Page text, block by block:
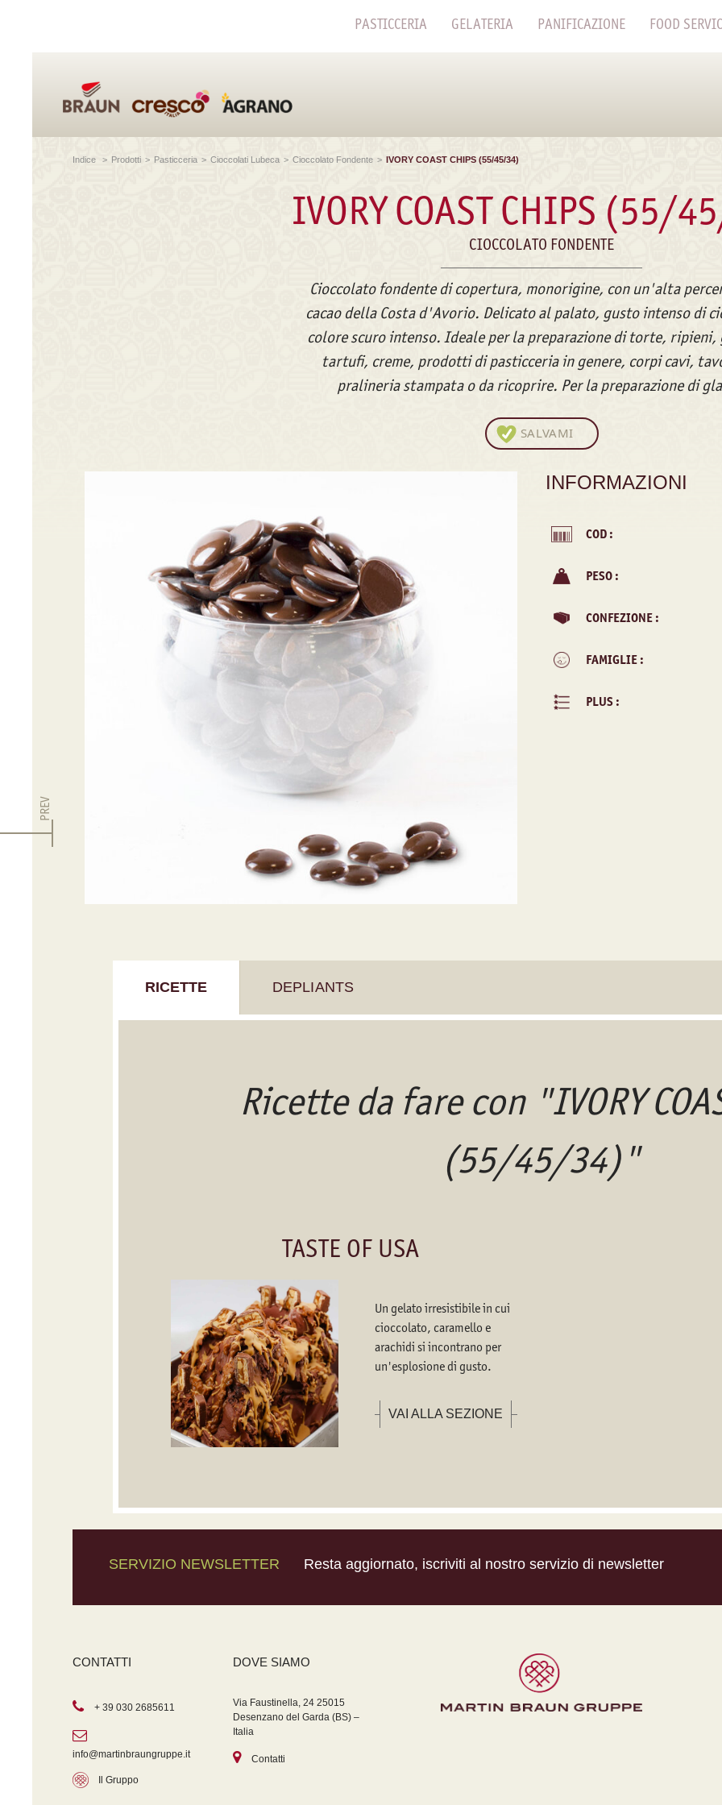
PASTICCERIA GELATERIA PANIFICAZIONE FOOD
Indice > Prodotti > Pasticceria > Cioccolati Lubeca > Cioccolato Fondente > IVORY COAST CHIPS (55/45/34)
IVORY COAST CHIPS (55/
CIOCCOLATO FONDENTE
Cioccolato fondente di copertura, monorigine, con un'alta
cacao della Costa d'Avorio. Delicato al palato, gusto intenso di
colore scuro intenso. Ideale per la preparazione di torte, ripieni,
tartufi, creme, prodotti di pasticceria in genere, corpi cavi,
pralineria stampata o da ricoprire. Per la preparazione di
SALVAMI
INFORMAZIONI
COD :
PESO :
CONFEZIONE :
FAMIGLIE :
PLUS :
RICETTE DEPLIANTS
Ricette da fare con "IVORY
(55/45/34)"
TASTE OF USA
Un gelato irresistibile in cui
cioccolato, caramello e
arachidi si incontrano per
un'esplosione di gusto.
VAI ALLA SEZIONE
PREV
SERVIZIO NEWSLETTER Resta aggiornato, iscriviti al nostro servizio di newsletter
CONTATTI
+ 39 030 2685611
info@martinbraungruppe.it
Il Gruppo
DOVE SIAMO
Via Faustinella, 24 25015
Desenzano del Garda (BS) –
Italia
Contatti